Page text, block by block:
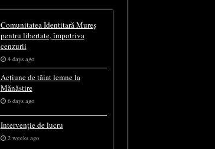
Comunitatea Identitară Mureș
pentru libertate, împotriva
cenzurii
4 days ago
Acțiune de tăiat lemne la
Mănăstire
6 days ago
Intervenție de lucru
2 weeks ago